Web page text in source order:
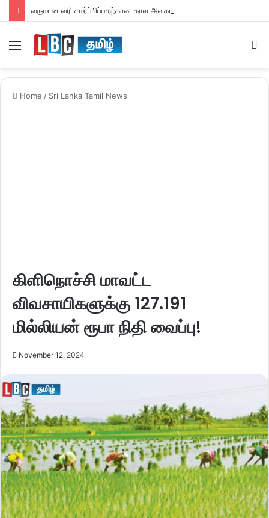
வருமான வரி சமர்ப்பிப்பதற்கான கால அவகாசம் நீடிப்பு
Home / Sri Lanka Tamil News
கிளிநொச்சி மாவட்ட
விவசாயிகளுக்கு 127.191
மில்லியன் ரூபா நிதி வைப்பு!
November 12, 2024